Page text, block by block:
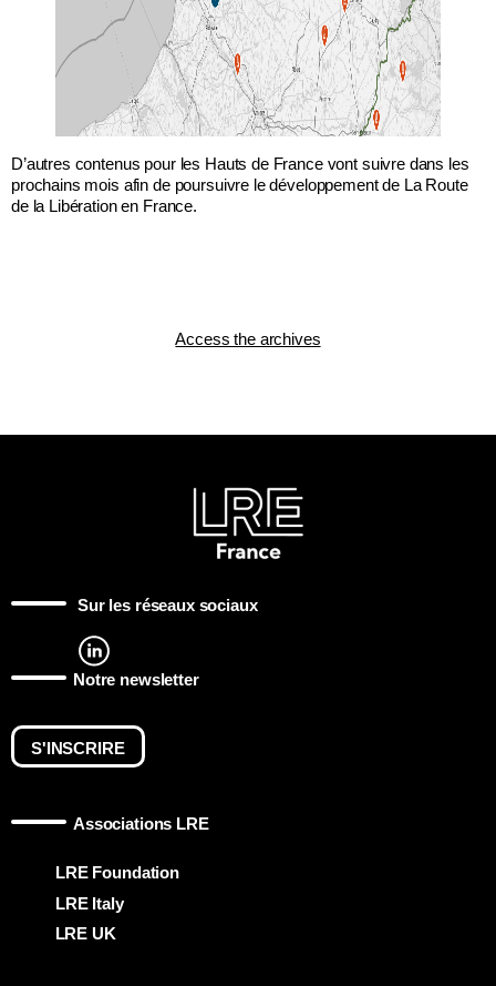
D’autres contenus pour les Hauts de France vont suivre dans les
prochains mois afin de poursuivre le développement de La Route
de la Libération en France.
Access the archives
Sur les réseaux sociaux
Notre newsletter
S'INSCRIRE
Associations LRE
LRE Foundation
LRE Italy
LRE UK